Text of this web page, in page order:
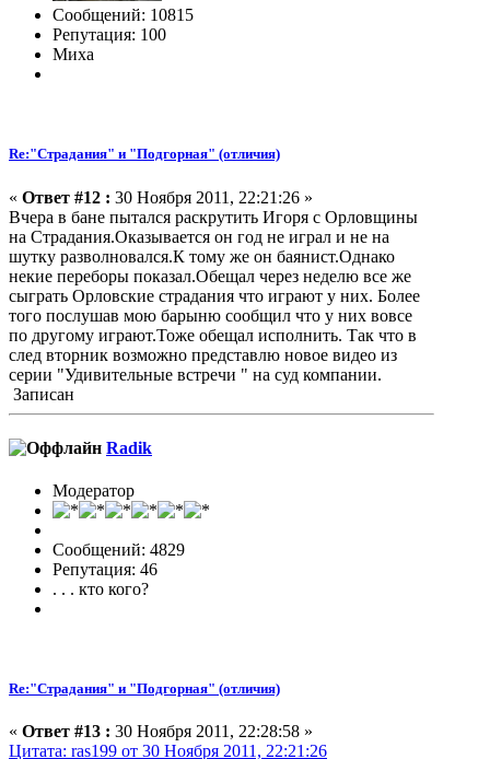
Сообщений: 10815
Репутация: 100
Миха
Re:"Страдания" и "Подгорная" (отличия)
« Ответ #12 : 30 Ноября 2011, 22:21:26 »
Вчера в бане пытался раскрутить Игоря с Орловщины
на Страдания.Оказывается он год не играл и не на
шутку разволновался.К тому же он баянист.Однако
некие переборы показал.Обещал через неделю все же
сыграть Орловские страдания что играют у них. Более
того послушав мою барыню сообщил что у них вовсе
по другому играют.Тоже обещал исполнить. Так что в
след вторник возможно представлю новое видео из
серии "Удивительные встречи " на суд компании.
Записан
Radik
Модератор
Сообщений: 4829
Репутация: 46
. . . кто кого?
Re:"Страдания" и "Подгорная" (отличия)
« Ответ #13 : 30 Ноября 2011, 22:28:58 »
Цитата: ras199 от 30 Ноября 2011, 22:21:26